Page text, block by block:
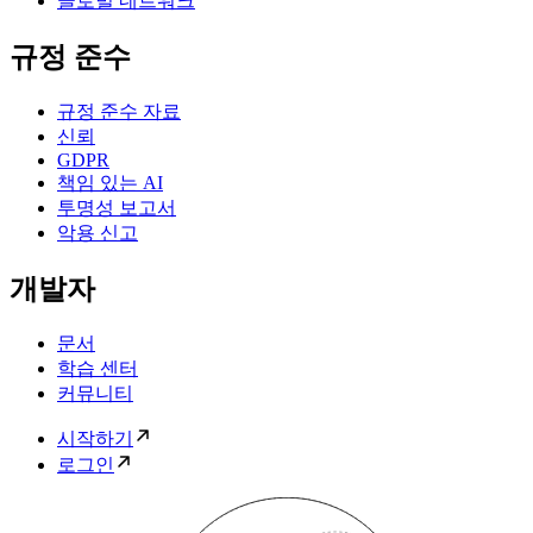
규정 준수
규정 준수 자료
신뢰
GDPR
책임 있는 AI
투명성 보고서
악용 신고
개발자
문서
학습 센터
커뮤니티
시작하기
로그인